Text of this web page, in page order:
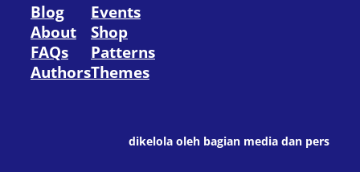
Blog
About
FAQs
Authors
Events
Shop
Patterns
Themes
dikelola oleh bagian media dan pers